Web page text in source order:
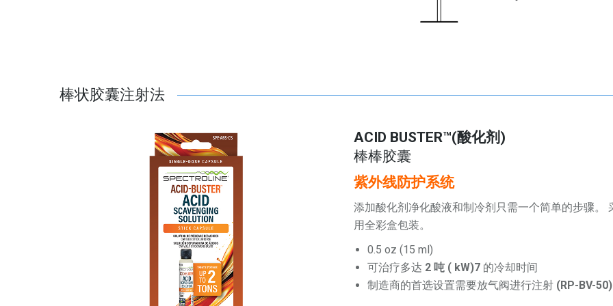
棒状胶囊注射法
ACID BUSTER™(酸化剂)
棒棒胶囊
紫外线防护系统
添加酸化剂净化酸液和制冷剂只需一个简单的步骤。
用全彩盒包装。
0.5 oz (15 ml)
可治疗多达 2 吨 ( kW)7的冷却时间
制造商的首选设置需要放气阀进行注射 (RP-BV-50)